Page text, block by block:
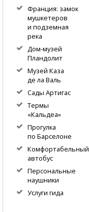
Франция: замок
мушкетеров
и подземная
река
Дом-музей
Пландолит
Музей Каза
де ла Валь
Сады Артигас
Термы
«Кальдеа»
Прогулка
по Барселоне
Комфортабельный
автобус
Персональные
наушники
Услуги гида